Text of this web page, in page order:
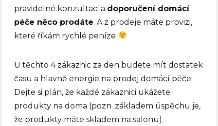
pravidelné konzultaci a doporučení domácí
péče něco prodáte. A z prodeje máte provizi,
které říkám rychlé peníze
U těchto 4 zákaznic za den budete mít dostatek
času a hlavně energie na prodej domácí péče.
Dejte si plán, že každé zákaznici ukážete
produkty na doma (pozn. základem úspěchu je,
že produkty máte skladem na salonu).